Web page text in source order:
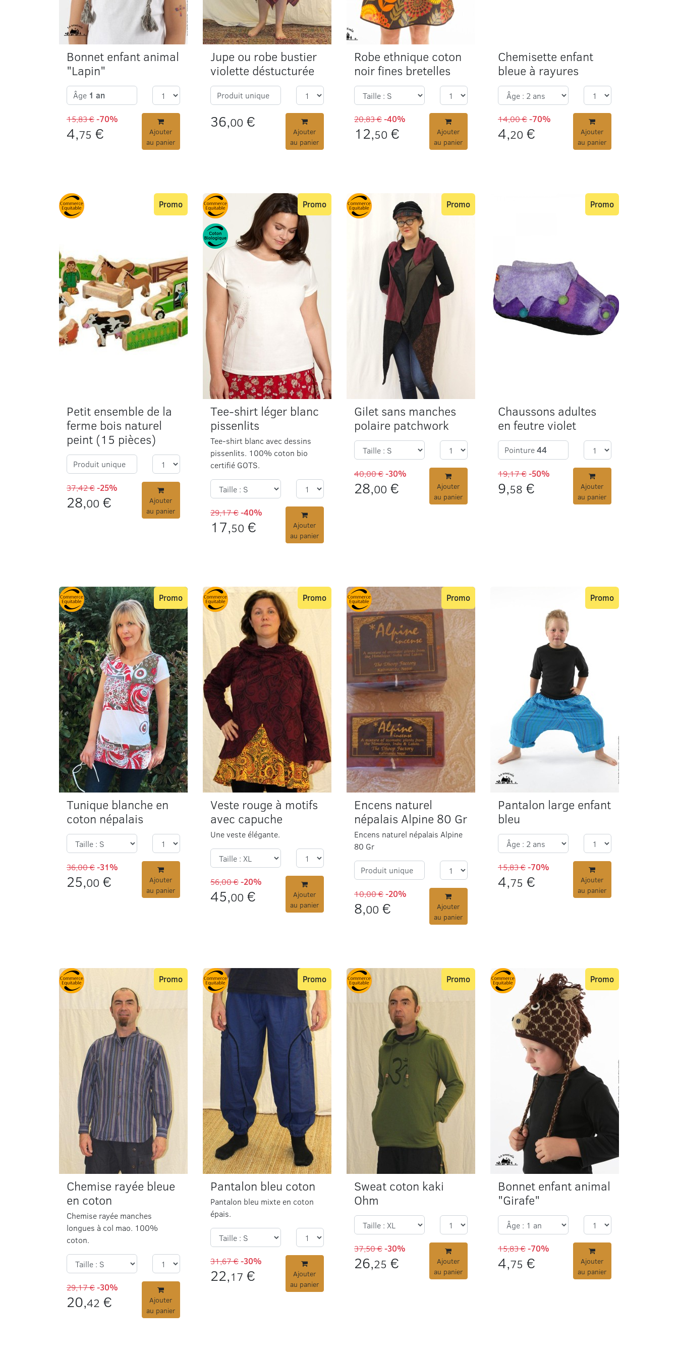
Bonnet enfant animal
"Lapin"
Âge 1 an
15,83 €-70%
4,75 €
Ajouter
au panier
Jupe ou robe bustier
violette déstucturée
Produit unique
36,00 €
Ajouter
au panier
Robe ethnique coton
noir fines bretelles
20,83 €-40%
12,50 €
Ajouter
au panier
Chemisette enfant
bleue à rayures
14,00 €-70%
4,20 €
Ajouter
au panier
Petit ensemble de la
ferme bois naturel
peint (15 pièces)
Promo
Produit unique
37,42 €-25%
28,00 €
Ajouter
au panier
Tee-shirt léger blanc
pissenlits
Tee-shirt blanc avec dessins
pissenlits. 100% coton bio
certifié GOTS.
Promo
29,17 €-40%
17,50 €
Ajouter
au panier
Gilet sans manches
polaire patchwork
Promo
40,00 €-30%
28,00 €
Ajouter
au panier
Chaussons adultes
en feutre violet
Promo
Pointure44
19,17 €-50%
9,58 €
Ajouter
au panier
Tunique blanche en
coton népalais
Promo
36,00 €-31%
25,00 €
Ajouter
au panier
Veste rouge à motifs
avec capuche
Une veste élégante.
Promo
56,00 €-20%
45,00 €
Ajouter
au panier
Encens naturel
népalais Alpine 80 Gr
Encens naturel népalais Alpine
80 Gr
Promo
Produit unique
10,00 €-20%
8,00 €
Ajouter
au panier
Pantalon large enfant
bleu
Promo
15,83 €-70%
4,75 €
Ajouter
au panier
Chemise rayée bleue
en coton
Chemise rayée manches
longues à col mao. 100%
coton.
Promo
29,17 €-30%
20,42 €
Ajouter
au panier
Pantalon bleu coton
Pantalon bleu mixte en coton
épais.
Promo
31,67 €-30%
22,17 €
Ajouter
au panier
Sweat coton kaki
Ohm
Promo
37,50 €-30%
26,25 €
Ajouter
au panier
Bonnet enfant animal
"Girafe"
Promo
15,83 €-70%
4,75 €
Ajouter
au panier